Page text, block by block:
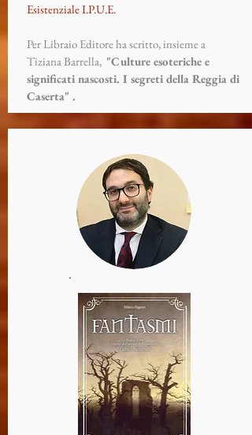
Esistenziale I.P.U.E.
Per Libraio Editore ha scritto, insieme a
Tiziana Barrella, "Culture esoteriche e
significati nascosti. I segreti della Reggia di
Caserta" .